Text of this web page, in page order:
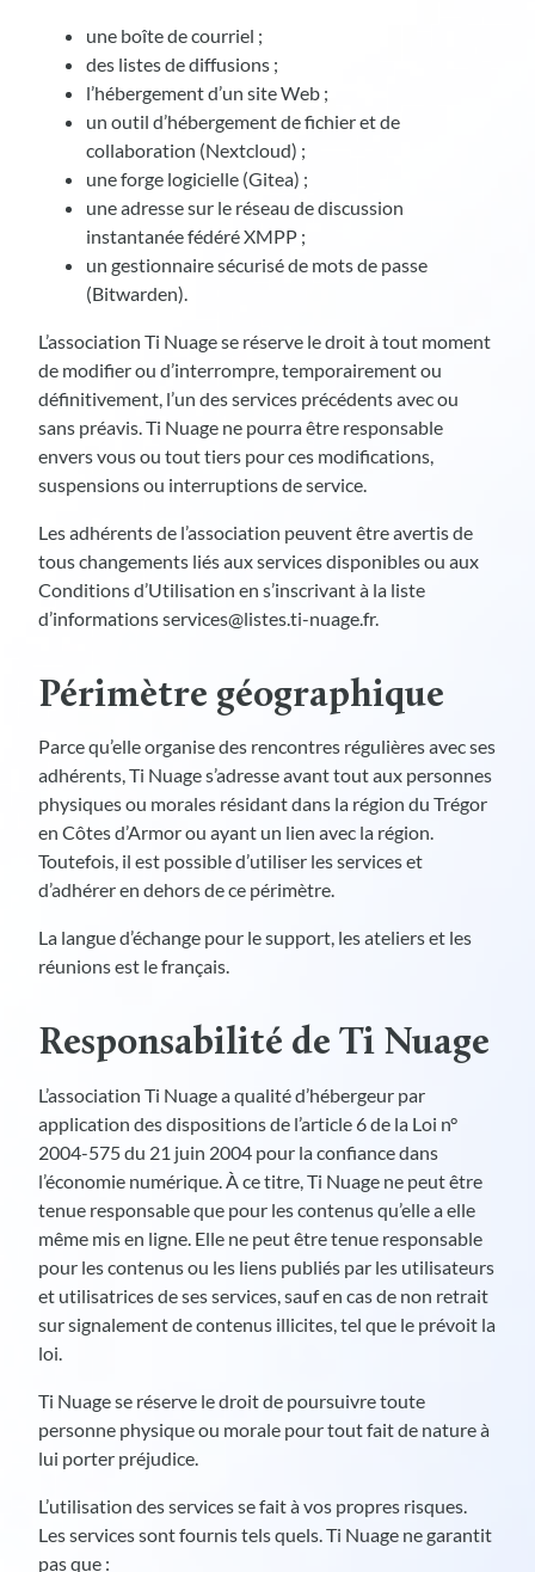
une boîte de courriel ;
des listes de diffusions ;
l’hébergement d’un site Web ;
un outil d’hébergement de fichier et de
collaboration (Nextcloud) ;
une forge logicielle (Gitea) ;
une adresse sur le réseau de discussion
instantanée fédéré XMPP ;
un gestionnaire sécurisé de mots de passe
(Bitwarden).
L’association Ti Nuage se réserve le droit à tout moment
de modifier ou d’interrompre, temporairement ou
définitivement, l’un des services précédents avec ou
sans préavis. Ti Nuage ne pourra être responsable
envers vous ou tout tiers pour ces modifications,
suspensions ou interruptions de service.
Les adhérents de l’association peuvent être avertis de
tous changements liés aux services disponibles ou aux
Conditions d’Utilisation en s’inscrivant à la liste
d’informations services@listes.ti-nuage.fr.
Périmètre géographique
Parce qu’elle organise des rencontres régulières avec ses
adhérents, Ti Nuage s’adresse avant tout aux personnes
physiques ou morales résidant dans la région du Trégor
en Côtes d’Armor ou ayant un lien avec la région.
Toutefois, il est possible d’utiliser les services et
d’adhérer en dehors de ce périmètre.
La langue d’échange pour le support, les ateliers et les
réunions est le français.
Responsabilité de Ti Nuage
L’association Ti Nuage a qualité d’hébergeur par
application des dispositions de l’article 6 de la Loi n°
2004-575 du 21 juin 2004 pour la confiance dans
l’économie numérique. À ce titre, Ti Nuage ne peut être
tenue responsable que pour les contenus qu’elle a elle
même mis en ligne. Elle ne peut être tenue responsable
pour les contenus ou les liens publiés par les utilisateurs
et utilisatrices de ses services, sauf en cas de non retrait
sur signalement de contenus illicites, tel que le prévoit la
loi.
Ti Nuage se réserve le droit de poursuivre toute
personne physique ou morale pour tout fait de nature à
lui porter préjudice.
L’utilisation des services se fait à vos propres risques.
Les services sont fournis tels quels. Ti Nuage ne garantit
pas que :